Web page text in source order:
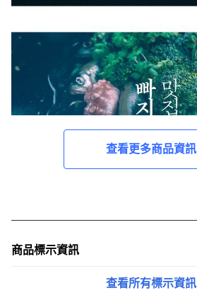
查看更多商品資訊
商品標示資訊
查看所有標示資訊